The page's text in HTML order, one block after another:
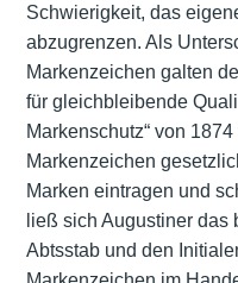
Schwierigkeit, das
abzugrenzen. Als
Markenzeichen galten
für gleichbleibende
Markenschutz“ von
Markenzeichen
Marken eintragen und
ließ sich Augustiner
Abtsstab und den